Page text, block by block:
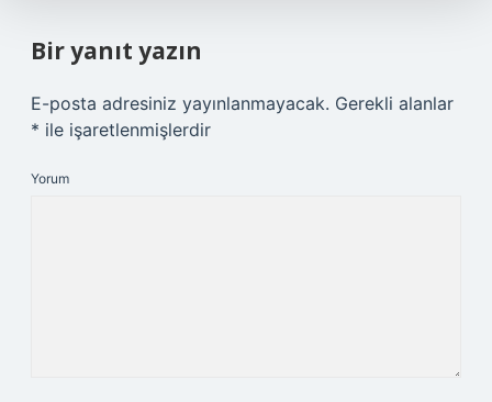
Bir yanıt yazın
E-posta adresiniz yayınlanmayacak. Gerekli alanlar
* ile işaretlenmişlerdir
Yorum